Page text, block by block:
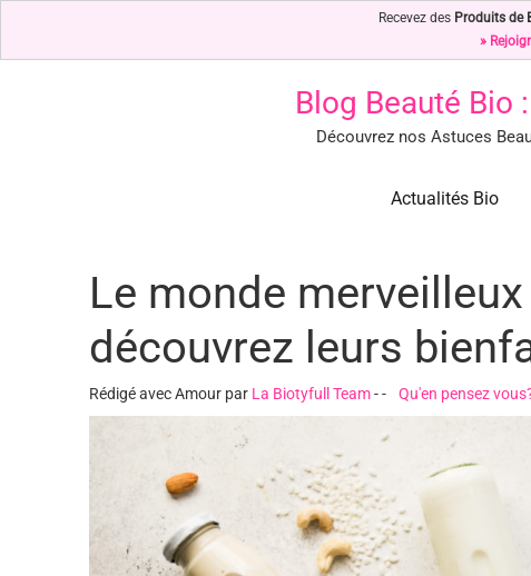
Recevez des Produits de
»
Blog Beauté Bio
Découvrez nos Astuces
Blog Beauté Bio : Notre Top
Blog Beauté Bio : Découvrez nos Secrets de Beauté Bio & Naturels
Actualités Bio
Le monde
découvrez leurs
Rédigé avec Amour par La Biotyfull Team-- Qu'en pensez